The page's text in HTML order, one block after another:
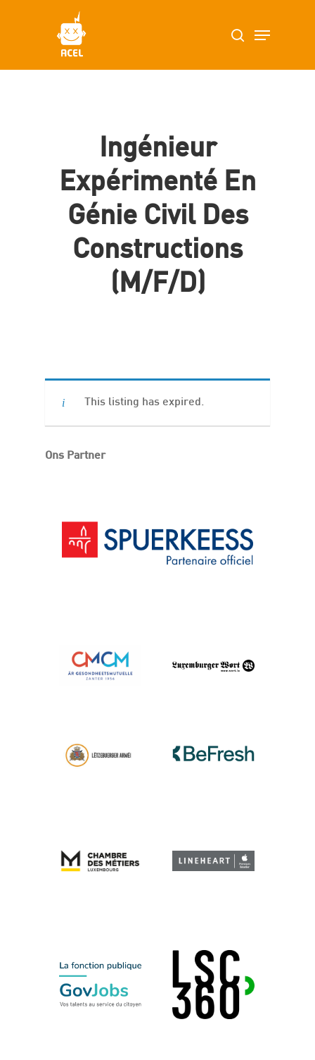
search
Ingénieur
Expérimenté En
Génie Civil Des
Constructions
(m/f/d)
This listing has expired.
Ons Partner